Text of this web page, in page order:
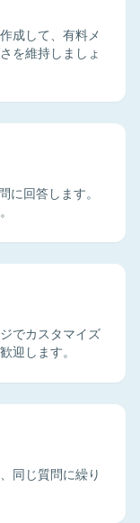
成して、有料メ
を維持しましょ
に回答します。
でカスタマイズ
迎します。
同じ質問に繰り